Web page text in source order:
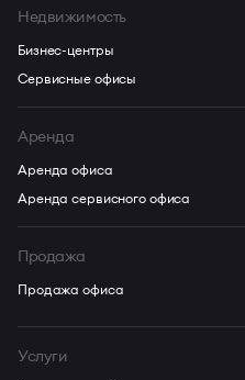
Недвижимость
Бизнес-центры
Сервисные офисы
Аренда
Аренда офиса
Аренда сервисного офиса
Продажа
Продажа офиса
Услуги